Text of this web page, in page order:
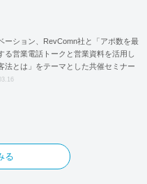
ーション、RevComn社と「アポ数を最
る営業電話トークと営業資料を活用し
法とは」をテーマとした共催セミナー
！
る